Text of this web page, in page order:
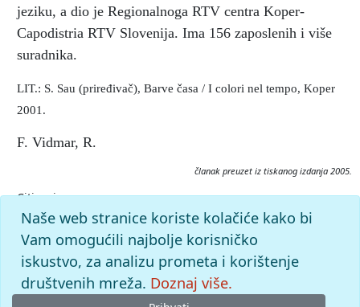
jeziku, a dio je Regionalnoga RTV centra Koper-
Capodistria RTV Slovenija. Ima 156 zaposlenih i više
suradnika.
LIT.: S. Sau (priređivač), Barve časa / I colori nel tempo, Koper
2001.
F. Vidmar, R.
članak preuzet iz tiskanog izdanja 2005.
Citiranje:
TV Koper-Capodistria.Istarska enciklopedija (2005), mrežno
Leksikografski zavod Miroslav Krleža, 2026.
Pristupljeno 8.8.2026. <https://istra.lzmk.hr/clanak/tv-koper-
capodistria>.
Naše web stranice koriste kolačiće kako bi
Vam omogućili najbolje korisničko
iskustvo, za analizu prometa i korištenje
društvenih mreža. Doznaj više.